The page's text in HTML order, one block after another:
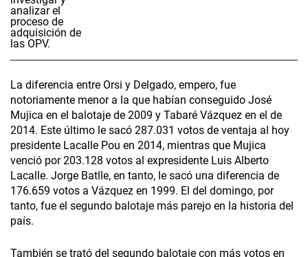
La diferencia entre Orsi y Delgado, empero, fue
notoriamente menor a la que habían conseguido José
Mujica en el balotaje de 2009 y Tabaré Vázquez en el de
2014. Este último le sacó 287.031 votos de ventaja al hoy
presidente Lacalle Pou en 2014, mientras que Mujica
venció por 203.128 votos al expresidente Luis Alberto
Lacalle. Jorge Batlle, en tanto, le sacó una diferencia de
176.659 votos a Vázquez en 1999. El del domingo, por
tanto, fue el segundo balotaje más parejo en la historia del
país.
También se trató del segundo balotaje con más votos en